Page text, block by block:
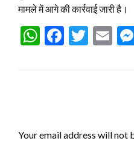
मामले में आगे की कार्रवाई जारी है।
WhatsApp
Your email address will not